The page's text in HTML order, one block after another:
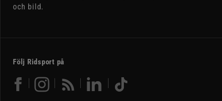
och bild.
Följ Ridsport på